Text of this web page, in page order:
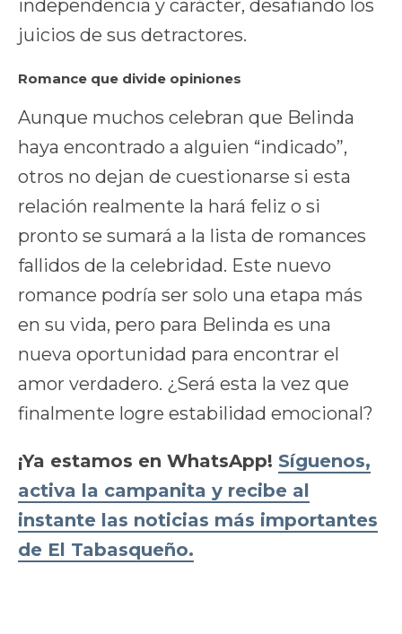
independencia y carácter, desafiando los
juicios de sus detractores.
Romance que divide opiniones
Aunque muchos celebran que Belinda
haya encontrado a alguien “indicado”,
otros no dejan de cuestionarse si esta
relación realmente la hará feliz o si
pronto se sumará a la lista de romances
fallidos de la celebridad. Este nuevo
romance podría ser solo una etapa más
en su vida, pero para Belinda es una
nueva oportunidad para encontrar el
amor verdadero. ¿Será esta la vez que
finalmente logre estabilidad emocional?
¡Ya estamos en WhatsApp! Síguenos,
activa la campanita y recibe al
instante las noticias más importantes
de El Tabasqueño.